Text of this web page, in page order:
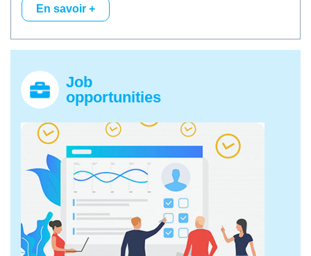
En savoir +
Job
opportunities